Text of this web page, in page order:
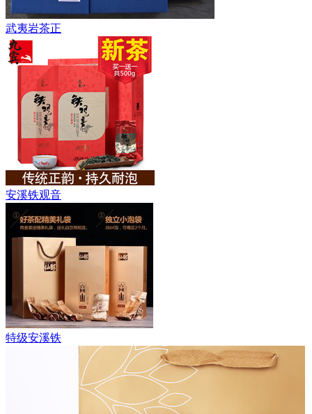
武夷岩茶正
安溪铁观音
特级安溪铁